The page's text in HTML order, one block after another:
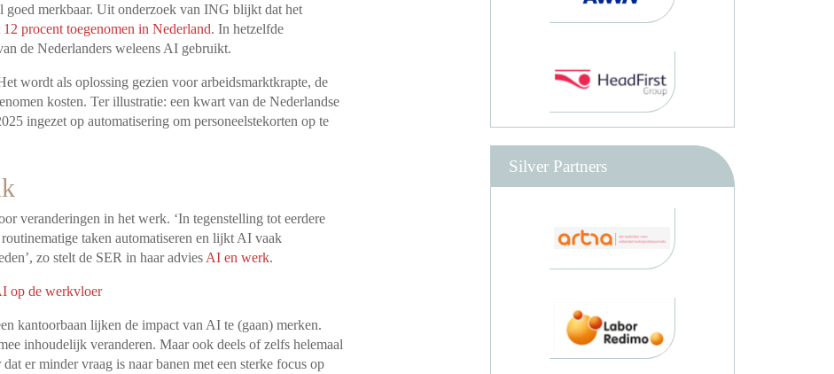
merkbaar. Uit onderzoek van ING blijkt dat het
procent toegenomen in Nederland. In hetzelfde
de Nederlanders weleens AI gebruikt.
wordt als oplossing gezien voor arbeidsmarktkrapte, de
kosten. Ter illustratie: een kwart van de Nederlandse
ingezet op automatisering om personeelstekorten op te
veranderingen in het werk. ‘In tegenstelling tot eerdere
taken automatiseren en lijkt AI vaak
zo stelt de SER in haar advies AI en werk.
op de werkvloer
kantoorbaan lijken de impact van AI te (gaan) merken.
inhoudelijk veranderen. Maar ook deels of zelfs helemaal
er minder vraag is naar banen met een sterke focus op
Silver Partners